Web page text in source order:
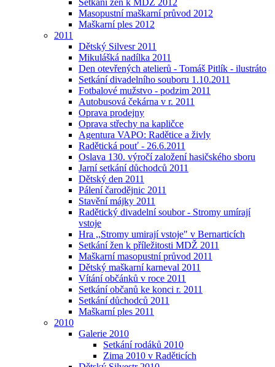
Setkání žen k MDŽ 2012
Masopustní maškarní průvod 2012
Maškarní ples 2012
2011
Dětský Silvesr 2011
Mikulášká nadílka 2011
Den otevřených atelierů - Tomáš Pitlík - ilustráto
Setkání divadelního souboru 1.10.2011
Fotbalové mužstvo - podzim 2011
Autobusová čekárna v r. 2011
Oprava prodejny
Oprava střechy na kapličce
Agentura VAPO: Radětice a živly
Radětická pouť - 26.6.2011
Oslava 130. výročí založení hasičského sboru
Jarní setkání důchodců 2011
Dětský den 2011
Pálení čarodějnic 2011
Stavění májky 2011
Radětický divadelní soubor - Stromy umírají
vstoje
Hra ,,Stromy umirají vstoje" v Bernarticích
Setkání žen k příležitosti MDŽ 2011
Maškarní masopustní průvod 2011
Dětský maškarní karneval 2011
Vítání občánků v roce 2011
Setkání občanů ke konci r. 2011
Setkání důchodců 2011
Maškarní ples 2011
2010
Galerie 2010
Setkání rodáků 2010
Zima 2010 v Raděticích